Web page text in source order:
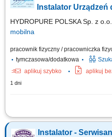
Instalator
HYDROPURE POLSKA Sp. z o.o.
mobilna
pracownik fizyczny / pracowniczka
tymczasowa/dodatkowa
aplikuj szybko
aplikuj
1 dni
Zakres obowiązków: montaż
Instalator -